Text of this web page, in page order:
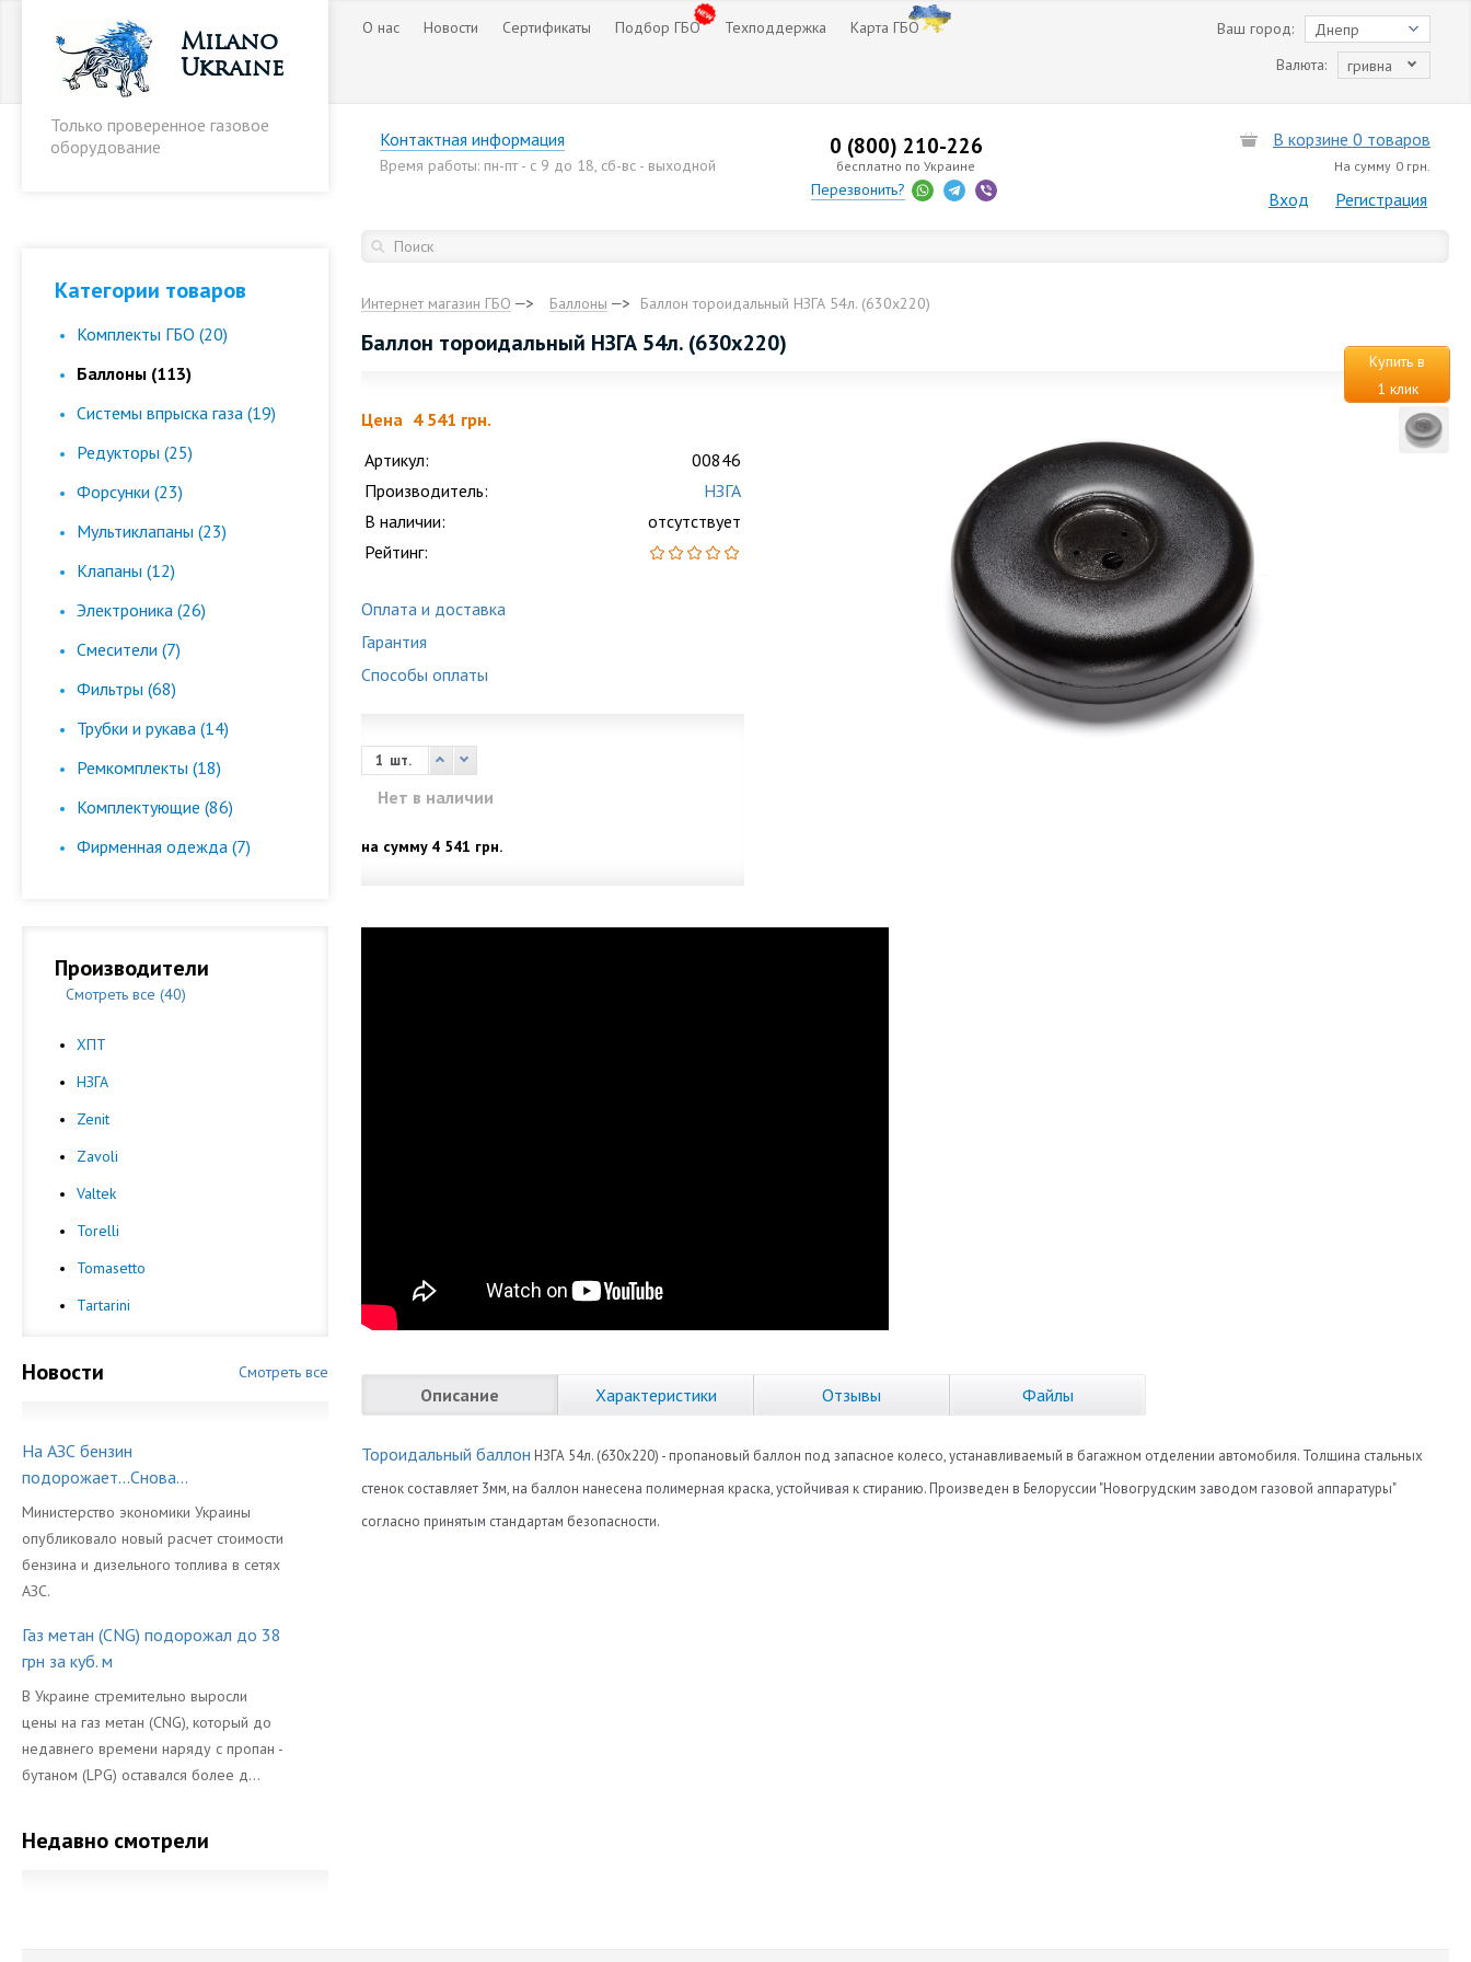
Milano
Ukraine
Только проверенное газовое
оборудование
О нас Новости Сертификаты Подбор ГБО Техподдержка Карта ГБО Днепр
Ваш город:
гривна
Валюта:
Контактная информация
Время работы: пн-пт - с 9 до 18, сб-вс - выходной
0 (800) 210-226
бесплатно по Украине
Перезвонить?
В корзине 0 товаров
На сумму 0 грн.
Вход Регистрация
Категории товаров
Комплекты ГБО (20)
Баллоны (113)
Cистемы впрыска газа (19)
Редукторы (25)
Форсунки (23)
Мультиклапаны (23)
Клапаны (12)
Электроника (26)
Смесители (7)
Фильтры (68)
Трубки и рукава (14)
Ремкомплекты (18)
Комплектующие (86)
Фирменная одежда (7)
Производители
Смотреть все (40)
ХПТ
НЗГА
Zenit
Zavoli
Valtek
Torelli
Tomasetto
Tartarini
Новости Смотреть все
На АЗС бензин
подорожает...Снова...
Министерство экономики Украины
опубликовало новый расчет стоимости
бензина и дизельного топлива в сетях
АЗС.
Газ метан (CNG) подорожал до 38
грн за куб. м
В Украине стремительно выросли
цены на газ метан (CNG), который до
недавнего времени наряду с пропан -
бутаном (LPG) оставался более д...
Недавно смотрели
Интернет магазин ГБО Баллоны Баллон тороидальный НЗГА 54л. (630х220)
Баллон тороидальный НЗГА 54л. (630х220)
Купить в
1 клик
Цена 4 541 грн.
Артикул:
00846
Производитель:
НЗГА
В наличии:
отсутствует
Рейтинг:
Оплата и доставка
Гарантия
Способы оплаты
шт.
Нет в наличии
на сумму 4 541 грн.
Описание Характеристики Отзывы Файлы
Тороидальный баллон НЗГА 54л. (630х220) - пропановый баллон под запасное колесо, устанавливаемый в багажном отделении автомобиля. Толщина стальных
стенок составляет 3мм, на баллон нанесена полимерная краска, устойчивая к стиранию. Произведен в Белоруссии "Новогрудским заводом газовой аппаратуры"
согласно принятым стандартам безопасности.